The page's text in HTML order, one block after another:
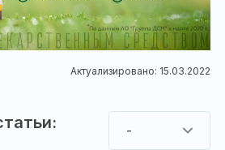
Актуализировано: 15.03.2022
-